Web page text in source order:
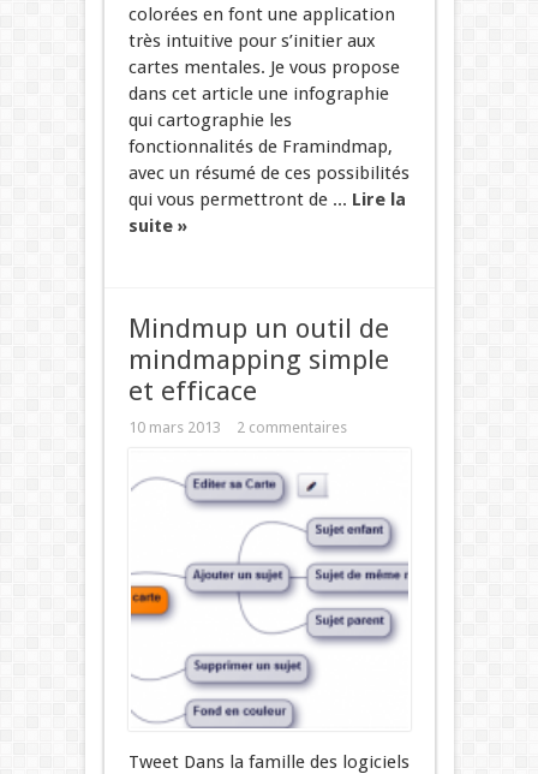
colorées en font une application
très intuitive pour s’initier aux
cartes mentales. Je vous propose
dans cet article une infographie
qui cartographie les
fonctionnalités de Framindmap,
avec un résumé de ces possibilités
qui vous permettront de ... Lire la
suite »
Mindmup un outil de
mindmapping simple
et efficace
10 mars 2013 2 commentaires
Tweet Dans la famille des logiciels